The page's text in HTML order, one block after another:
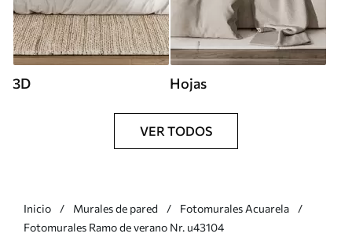
3D Hojas
VER TODOS
Inicio Murales de pared
Fotomurales Acuarela
Fotomurales Ramo de verano Nr. u43104